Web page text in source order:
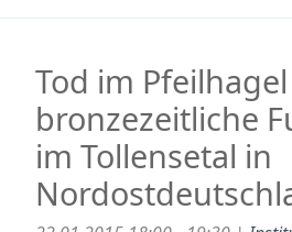
Tod im Pfeilhagel
bronzezeitliche
im Tollensetal in